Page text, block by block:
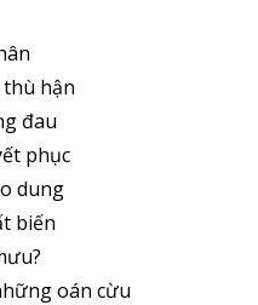
hận
đau
phục
dung
biến
oán cừu